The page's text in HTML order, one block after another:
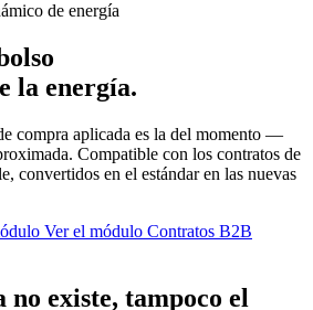
de energía
la energía.
compra aplicada es la del momento —
Compatible con los contratos de
convertidos en el estándar en las nuevas
Ver el módulo Contratos B2B
existe, tampoco el